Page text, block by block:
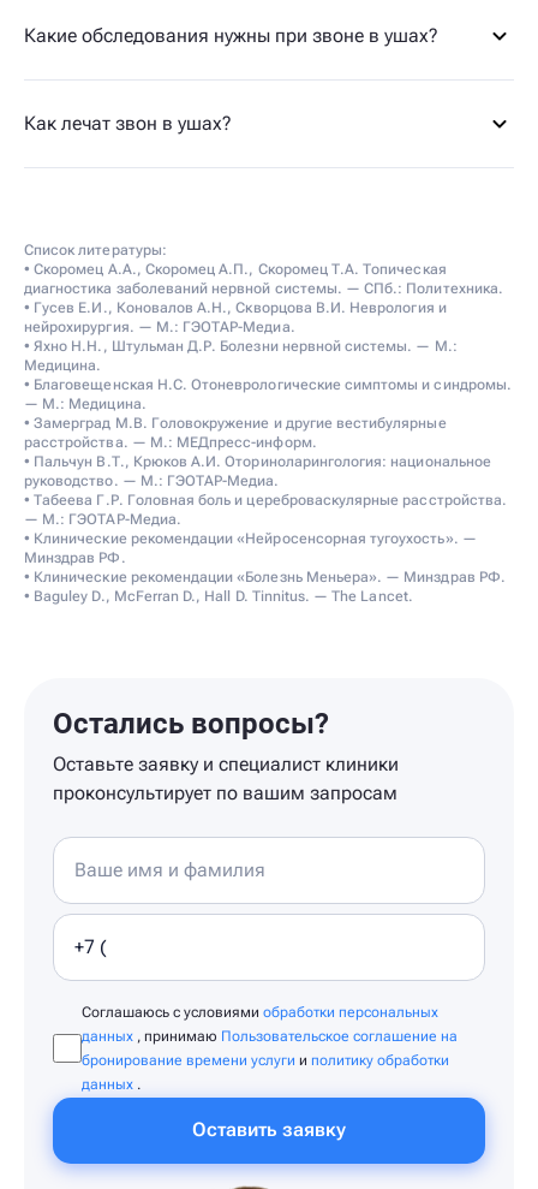
Какие обследования нужны при звоне в ушах?
Как лечат звон в ушах?
Список литературы:
• Скоромец А.А., Скоромец А.П., Скоромец Т.А. Топическая
диагностика заболеваний нервной системы. — СПб.: Политехника.
• Гусев Е.И., Коновалов А.Н., Скворцова В.И. Неврология и
нейрохирургия. — М.: ГЭОТАР-Медиа.
• Яхно Н.Н., Штульман Д.Р. Болезни нервной системы. — М.:
Медицина.
• Благовещенская Н.С. Отоневрологические симптомы и синдромы.
— М.: Медицина.
• Замерград М.В. Головокружение и другие вестибулярные
расстройства. — М.: МЕДпресс-информ.
• Пальчун В.Т., Крюков А.И. Оториноларингология: национальное
руководство. — М.: ГЭОТАР-Медиа.
• Табеева Г.Р. Головная боль и цереброваскулярные расстройства.
— М.: ГЭОТАР-Медиа.
• Клинические рекомендации «Нейросенсорная тугоухость». —
Минздрав РФ.
• Клинические рекомендации «Болезнь Меньера». — Минздрав РФ.
• Baguley D., McFerran D., Hall D. Tinnitus. — The Lancet.
Остались вопросы?
Оставьте заявку и специалист клиники
проконсультирует по вашим запросам
Соглашаюсь с условиями обработки персональных
данных , принимаю Пользовательское соглашение на
бронирование времени услуги и политику обработки
данных .
Оставить заявку